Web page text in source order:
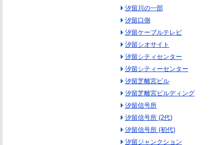
汐留川の一部
汐留口側
汐留ケーブルテレビ
汐留シオサイト
汐留シティセンター
汐留シティーセンター
汐留芝離宮ビル
汐留芝離宮ビルディング
汐留信号所
汐留信号所 (2代)
汐留信号所 (初代)
汐留ジャンクション